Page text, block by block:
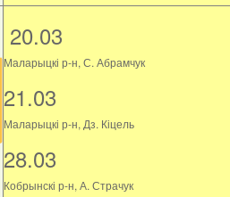
20.03
Маларыцкі р-н, С. Абрамчук
21.03
Маларыцкі р-н, Дз. Кіцель
28.03
Кобрынскі р-н, А. Страчук